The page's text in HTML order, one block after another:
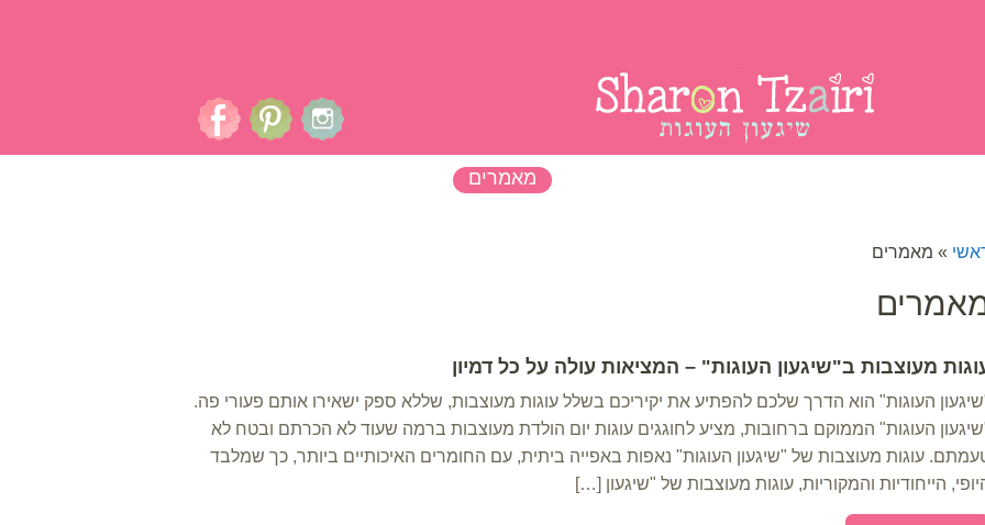
מאמרים
» מאמרים
מעוצבות ב"שיגעון העוגות" – המציאות עולה על כל דמיון
העוגות" הוא הדרך שלכם להפתיע את יקיריכם בשלל עוגות מעוצבות, שללא ספק ישאירו אותם פעורי פה.
העוגות" הממוקם ברחובות, מציע לחוגגים עוגות יום הולדת מעוצבות ברמה שעוד לא הכרתם ובטח לא
עוגות מעוצבות של "שיגעון העוגות" נאפות באפייה ביתית, עם החומרים האיכותיים ביותר, כך שמלבד
הייחודיות והמקוריות, עוגות מעוצבות של "שיגעון […]